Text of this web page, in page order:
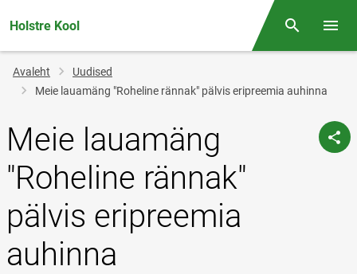
Holstre Kool Otsing
Jälglink
Avaleht
Uudised
Meie lauamäng "Roheline rännak" pälvis eripreemia auhinna
Meie lauamäng
"Roheline rännak"
pälvis eripreemia
auhinna